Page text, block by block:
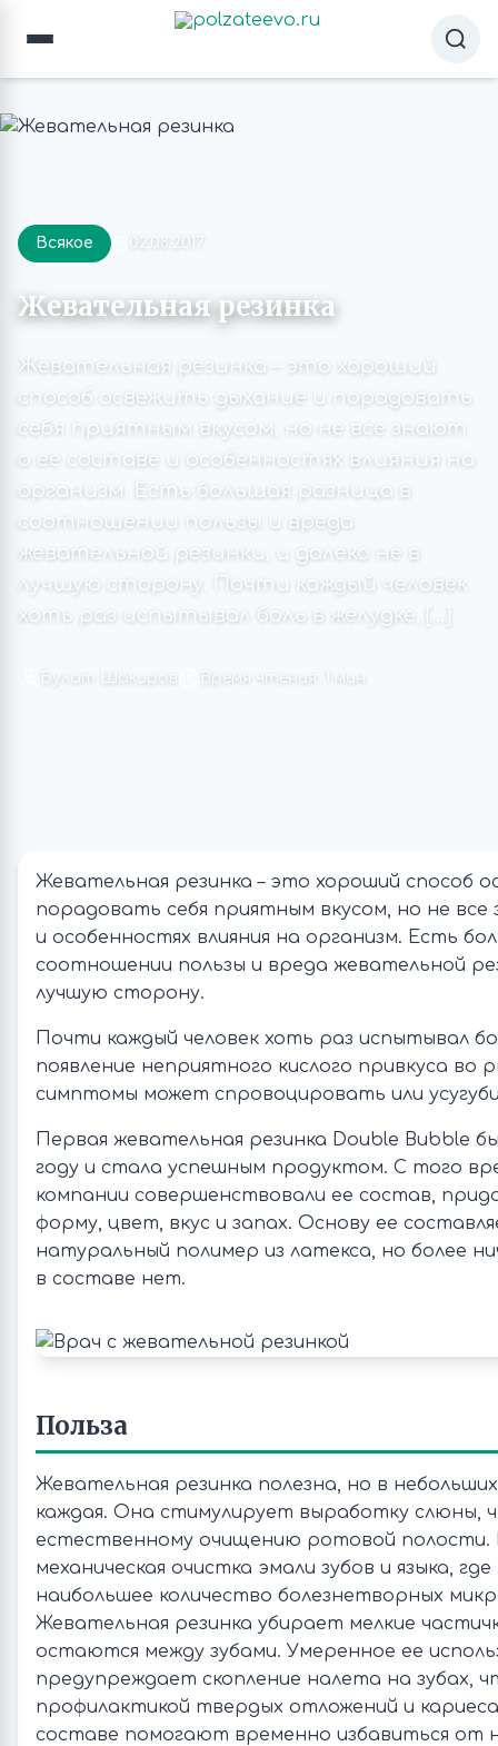
Всякое 02.08.2017
Жевательная резинка
Жевательная резинка – это хороший
способ освежить дыхание и порадовать
себя приятным вкусом, но не все знают
о ее составе и особенностях влияния на
организм. Есть большая разница в
соотношении пользы и вреда
жевательной резинки, и далеко не в
лучшую сторону. Почти каждый человек
хоть раз испытывал боль в желудке, […]
Булат Шакиров Время чтения: 1 мин
Жевательная резинка – это хороший способ
порадовать себя приятным вкусом, но не
и особенностях влияния на организм. Есть
соотношении пользы и вреда жевательной
лучшую сторону.
Почти каждый человек хоть раз испытывал
появление неприятного кислого привкуса во
симптомы может спровоцировать или
Первая жевательная резинка Double Bubble
году и стала успешным продуктом. С того
компании совершенствовали ее состав,
форму, цвет, вкус и запах. Основу ее
натуральный полимер из латекса, но более
в составе нет.
Польза
Жевательная резинка полезна, но в
каждая. Она стимулирует выработку слюны,
естественному очищению ротовой полости.
механическая очистка эмали зубов и языка,
наибольшее количество болезнетворных
Жевательная резинка убирает мелкие
остаются между зубами. Умеренное ее
предупреждает скопление налета на зубах,
профилактикой твердых отложений и
составе помогают временно избавиться от